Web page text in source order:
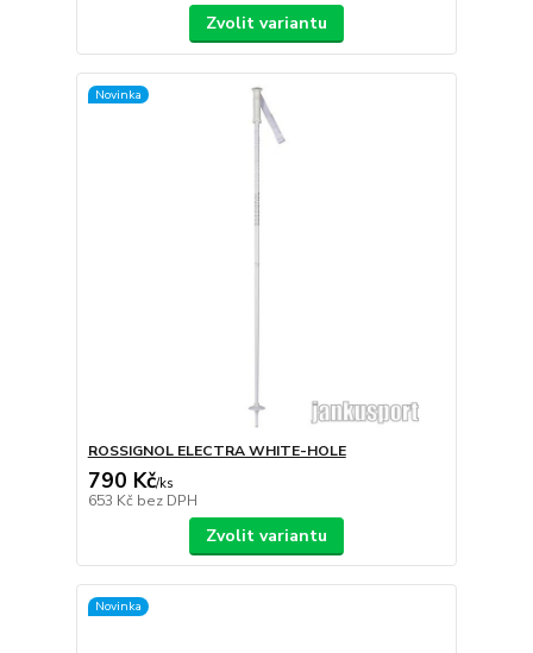
Zvolit variantu
Novinka
ROSSIGNOL ELECTRA WHITE-HOLE
790 Kč/ks
653 Kč bez DPH
Zvolit variantu
Novinka